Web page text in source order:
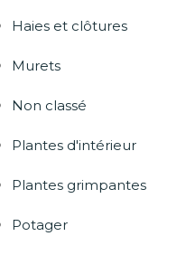
Haies et clôtures
Murets
Non classé
Plantes d'intérieur
Plantes grimpantes
Potager